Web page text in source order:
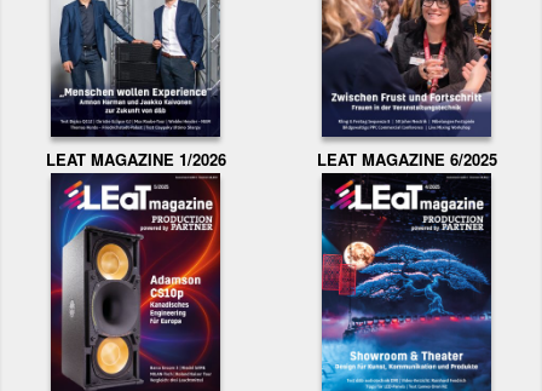
LEAT MAGAZINE 1/2026 LEAT MAGAZINE 6/2025